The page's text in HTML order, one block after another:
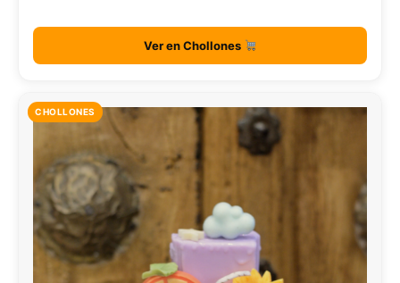
Ver en Chollones
CHOLLONES